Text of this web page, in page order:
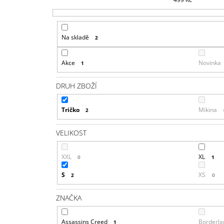
Na skladě 2
Akce 1 Novinka
DRUH ZBOŽÍ
Tričko 2 Mikina
VELIKOST
XXL 0 XL 1
S 2 XS 0
ZNAČKA
Assassins Creed 1